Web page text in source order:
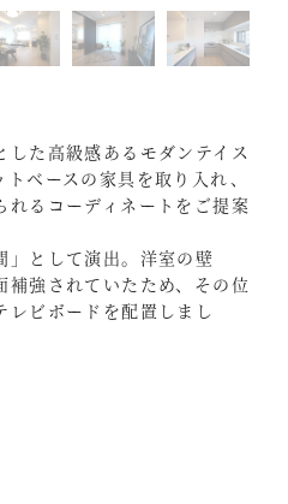
した高級感あるモダンテイス
ベースの家具を取り入れ、
るコーディネートをご提案
」として演出。洋室の壁
補強されていたため、その位
レビボードを配置しまし